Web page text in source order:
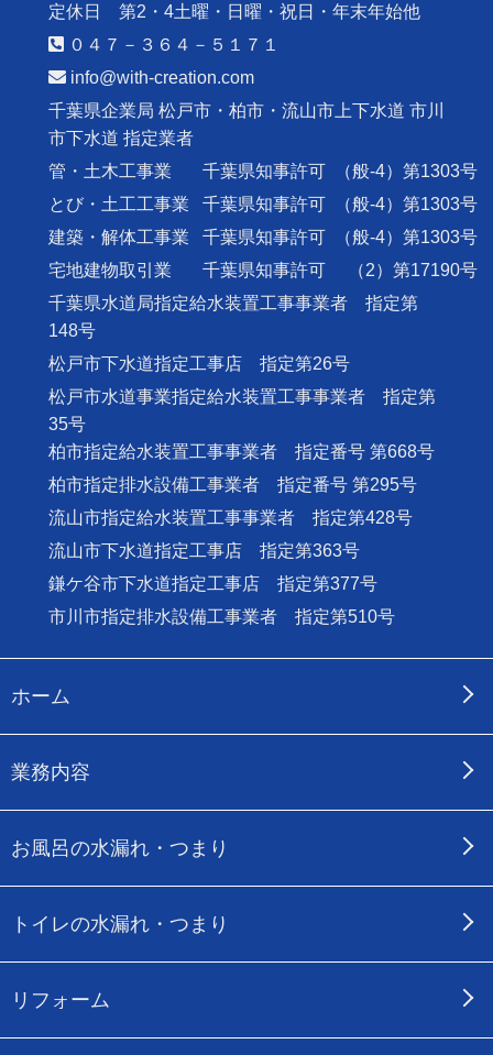
定休日 第2・4土曜・日曜・祝日・年末年始他
０４７－３６４－５１７１
info@with-creation.com
千葉県企業局 松戸市・柏市・流山市上下水道 市川
市下水道 指定業者
管・土木工事業
千葉県知事許可
（般-4）第1303号
とび・土工工事業
千葉県知事許可
（般-4）第1303号
建築・解体工事業
千葉県知事許可
（般-4）第1303号
宅地建物取引業
千葉県知事許可
（2）第17190号
千葉県水道局指定給水装置工事事業者 指定第
148号
松戸市下水道指定工事店 指定第26号
松戸市水道事業指定給水装置工事事業者 指定第
35号
柏市指定給水装置工事事業者 指定番号 第668号
柏市指定排水設備工事業者 指定番号 第295号
流山市指定給水装置工事事業者 指定第428号
流山市下水道指定工事店 指定第363号
鎌ケ谷市下水道指定工事店 指定第377号
市川市指定排水設備工事業者 指定第510号
ホーム
業務内容
お風呂の水漏れ・つまり
トイレの水漏れ・つまり
リフォーム